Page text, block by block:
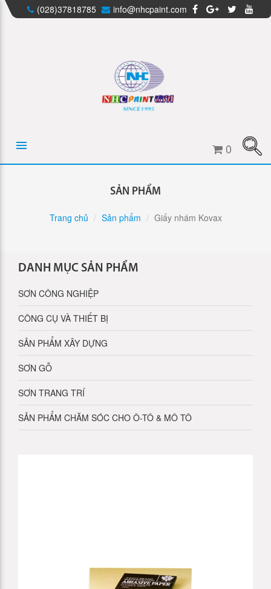
(028)37818785 info@nhcpaint.com
0
SẢN PHẨM
Trang chủ Sản phẩm Giấy nhám Kovax
DANH MỤC SẢN PHẨM
SƠN CÔNG NGHIỆP
CÔNG CỤ VÀ THIẾT BỊ
SẢN PHẨM XÂY DỰNG
SƠN GỖ
SƠN TRANG TRÍ
SẢN PHẨM CHĂM SÓC CHO Ô-TÔ & MÔ TÔ